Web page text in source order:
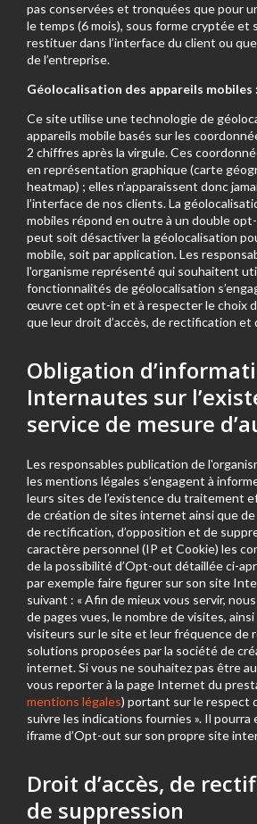
pas conservées et tronquées que pour une durée limitée dans
le temps (6 mois), sous forme cryptée et
restituer dans l’interface du client ou
de l’entreprise.
Géolocalisation des appareils mobiles :
Ce site utilise une technologie de
appareils mobile basés sur les
2 chiffres après la virgule. Ces
en représentation graphique (carte
heatmap) ; elles n’apparaissent donc
l’interface de nos clients. La
mobiles répond en outre à un double
peut soit désactiver la géolocalisation pour tout
mobile, soit par application. Les
l'organisme représenté qui souhaitent
fonctionnalités de géolocalisation
œuvre cet opt-in et à respecter le choix des utilisateurs
que leur droit d’accès, de rectification et
Obligation
Internautes sur
service de mesure
Les responsables publication de
les mentions légales s’engagent à
leurs sites de l’existence du traitement
de création de sites internet ainsi que de leurs droits d’accès,
de rectification, d’opposition et de
caractère personnel (IP et Cookie) les
de la possibilité d’Opt-out détaillée ci-
par exemple faire figurer sur son site Internet le message
suivant : « Afin de mieux vous servir,
de pages vues, le nombre de visites,
visiteurs sur le site et leur fréquence de
solutions proposées par la société de
internet. Si vous ne souhaitez pas être
vous reporter à la page Internet du
mentions légales) portant sur le respect de la vie privée et y
suivre les indications fournies ». Il pourra
iframe d’Opt-out sur son propre site
Droit d’accès, de
de suppression